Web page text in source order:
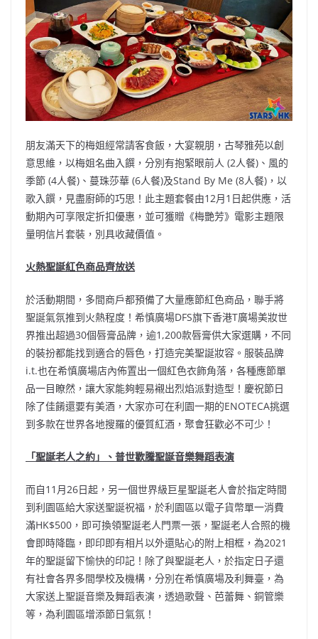
朋友滿天下的梅姐經常請客食飯，大宴親朋，古琴雅苑以創
意思維，以梅姐名曲入饌，分別有抱緊眼前人 (2人餐)、風的
季節 (4人餐)、蔓珠莎華 (6人餐)及Stand By Me (8人餐)，以
歌入饌，見盡廚師的巧思！此主題套餐由12月1日起供應，活
動期內可享限定折扣優惠，並可獲贈《梅艷芳》電影主題限
量明信片套裝，別具收藏價值。
火熱聖誕紅色商品齊放送
於活動期間，多間商戶都預備了大量應節紅色商品，聯手將
聖誕氣氛推到火熱程度！希慎廣場DFS旗下香港T廣場美妝世
界推出超過30個唇膏品牌，逾1,200款唇膏供大家選購，不同
的裝扮都能找到適合的唇色，打造完美聖誕妝容。服裝品牌
i.t.也在希慎廣場店內佈置出一個紅色衣飾角落，各種應節單
品一目瞭然，讓大家能夠輕易襯出烈焰派對造型！慶祝節日
除了佳餚還要有美酒，大家亦可在利園一期的ENOTECA挑選
到多款在世界各地搜羅的優質紅酒，聚會狂歡必不可少！
「聖誕老人之約」、普世歡騰聖誕音樂舞蹈表演
而自11月26日起，另一個世界級巨星聖誕老人會於指定時間
到利園區給大家送聖誕祝福，於利園區以電子貨幣單一消費
滿HK$500，即可換領聖誕老人門票一張，聖誕老人合照的機
會即時降臨，即印即有相片以外還貼心的附上相框，為2021
年的聖誕留下愉快的印記！除了與聖誕老人，於指定日子還
有社會各界多間學校及機構，分別在希慎廣場及利舞臺，為
大家送上聖誕音樂及舞蹈表演，透過歌聲、芭蕾舞、銅管樂
等，為利園區增添節日氣氛！